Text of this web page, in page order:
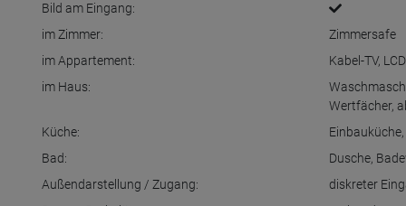
Bild am Eingang:
im Zimmer:
Zimmersafe
im Appartement:
Kabel-TV,
im Haus:
Wertfächer,
Küche:
Einbauküche
Bad:
Dusche,
Außendarstellung / Zugang:
diskreter